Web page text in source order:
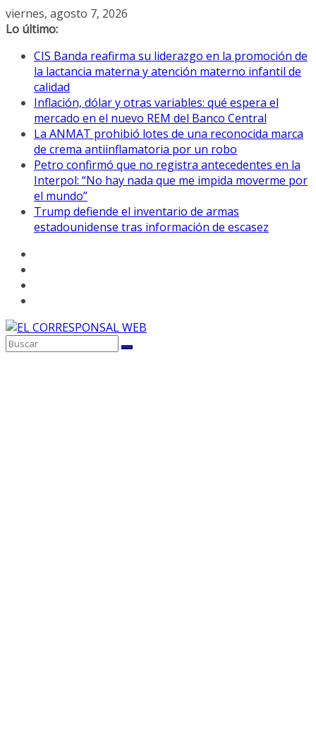
Saltar
al
viernes, agosto 7, 2026
Lo último:
CIS Banda reafirma su liderazgo en la promoción de
la lactancia materna y atención materno infantil de
calidad
Inflación, dólar y otras variables: qué espera el
mercado en el nuevo REM del Banco Central
La ANMAT prohibió lotes de una reconocida marca
de crema antiinflamatoria por un robo
Petro confirmó que no registra antecedentes en la
Interpol: “No hay nada que me impida moverme por
el mundo”
Trump defiende el inventario de armas
estadounidense tras información de escasez